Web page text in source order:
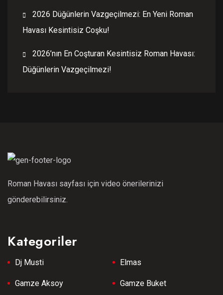
2026 Düğünlerin Vazgeçilmezi: En Yeni Roman
Havası Kesintisiz Coşku!
2026’nın En Coşturan Kesintisiz Roman Havası:
Düğünlerin Vazgeçilmezi!
Roman Havası sayfası için video önerilerinizi
gönderebilirsiniz.
Kategoriler
Dj Musti Elmas
Gamze Aksoy Gamze Buket